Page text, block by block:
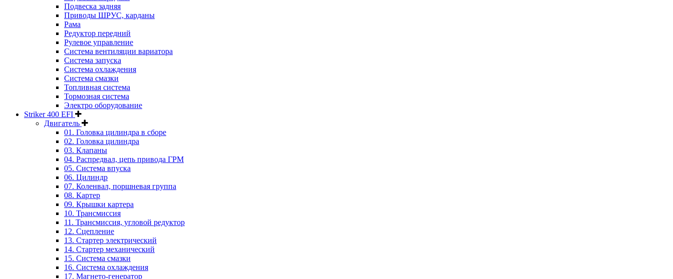
Подвеска задняя
Приводы ШРУС, карданы
Рама
Редуктор передний
Рулевое управление
Система вентиляции вариатора
Система запуска
Система охлаждения
Система смазки
Топливная система
Тормозная система
Электро оборудование
Striker 400 EFI
Двигатель
01. Головка цилиндра в сборе
02. Головка цилиндра
03. Клапаны
04. Распредвал, цепь привода ГРМ
05. Система впуска
06. Цилиндр
07. Коленвал, поршневая группа
08. Картер
09. Крышки картера
10. Трансмиссия
11. Трансмиссия, угловой редуктор
12. Сцепление
13. Стартер электрический
14. Стартер механический
15. Система смазки
16. Система охлаждения
17. Магнето-генератор